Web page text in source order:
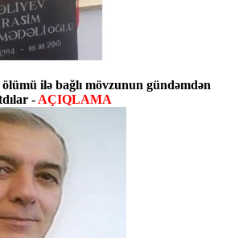
ilə bağlı mövzunun gündəmdən
- AÇIQLAMA